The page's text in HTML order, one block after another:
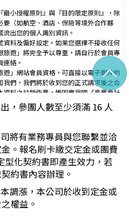
或觀光地點）：________
回程之終止地點、日期、交通工具、住
排購物行程及其所附隨之服務說
、宣傳文件、行程表或說明會之說明內容
乙方應確保廣告內容之真實，對甲方所
。
告、宣傳文件、行程表或說明會之說明內
容與刊登廣告、宣傳文件、行程表或說
有利於甲方之內容為準。
月_____日_____時_____分於
甲方未準時到約定地點集合致未能出
視為甲方任意解除契約，乙方得依第十
請求權。
應依下列約定繳付：
_______(現金、信用卡、轉帳、支票
最小授權原則』與『目的限定原則』，除
要（如航空、酒店、保險等境外合作夥
出您的個人識別資訊。
資料及偏好設定。如果您選擇不接收任何
旅遊」將完全予以尊重，請自行於會員專
絡。
遊」網站會員資格，可直接以電子郵件的
我們，我們將於收到您的正式請求後之合
資料之註銷作業，惟因應我國《商業會計
定保存年限要求，相關交易憑證與帳務
後自動進行安全銷毀，不在此限。自終
份之日起（以本站系統發出之確認電子
所有本服務所提供之尊榮優惠及權益。
資訊網會使用 Cookies 技術來儲存並在
。本網站使用 Cookies 大多僅基於輔
特定種類資料，或儲存相關密碼以方便
每次再輸入密碼…等。
和使用者瀏覽器進行溝通的一種技術，
存某些資訊，大部分 Cookies 的有效
，參團人數至少須滿 16 人
將有業務專員與您聯繫並洽
。報名刷卡繳交定金或團費
型化契約書即產生效力，若
約書內容辦理。
調漲，本公司於收到定金或
權益。
^